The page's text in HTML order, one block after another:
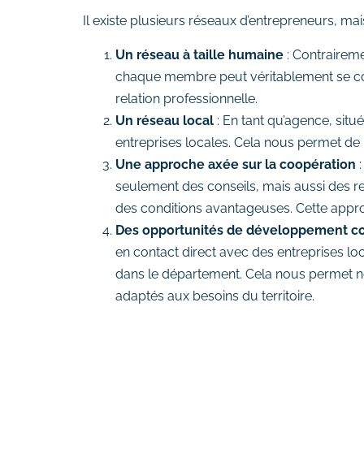
Il existe plusieurs réseaux d’entrepreneurs,
Un réseau à taille humaine :
chaque membre peut véritablement se
relation professionnelle.
Un réseau local : En tant qu’agence,
entreprises locales. Cela nous permet
Une approche axée sur la coopération
seulement des conseils, mais aussi des
des conditions avantageuses. Cette
Des opportunités de développement
en contact direct avec des entreprises
dans le département. Cela nous permet
adaptés aux besoins du territoire.